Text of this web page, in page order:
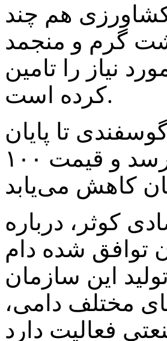
کشاورزی هم چند
گرم و منجمد
نیاز را تامین
کرده است.
تا پایان
سال به کیلویی ۴۰۰ تا ۴۲۰ هزار تومان می رسد و قیمت ۱۰۰
کوثر، درباره
توافق شده دام
این سازمان
مختلف دامی،